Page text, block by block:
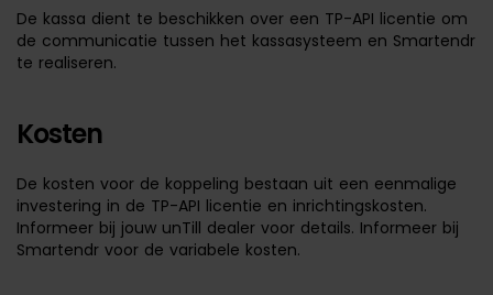
De kassa dient te beschikken over een TP-API licentie om
de communicatie tussen het kassasysteem en Smartendr
te realiseren.
Kosten
De kosten voor de koppeling bestaan uit een eenmalige
investering in de TP-API licentie en inrichtingskosten.
Informeer bij jouw unTill dealer voor details. Informeer bij
Smartendr voor de variabele kosten.